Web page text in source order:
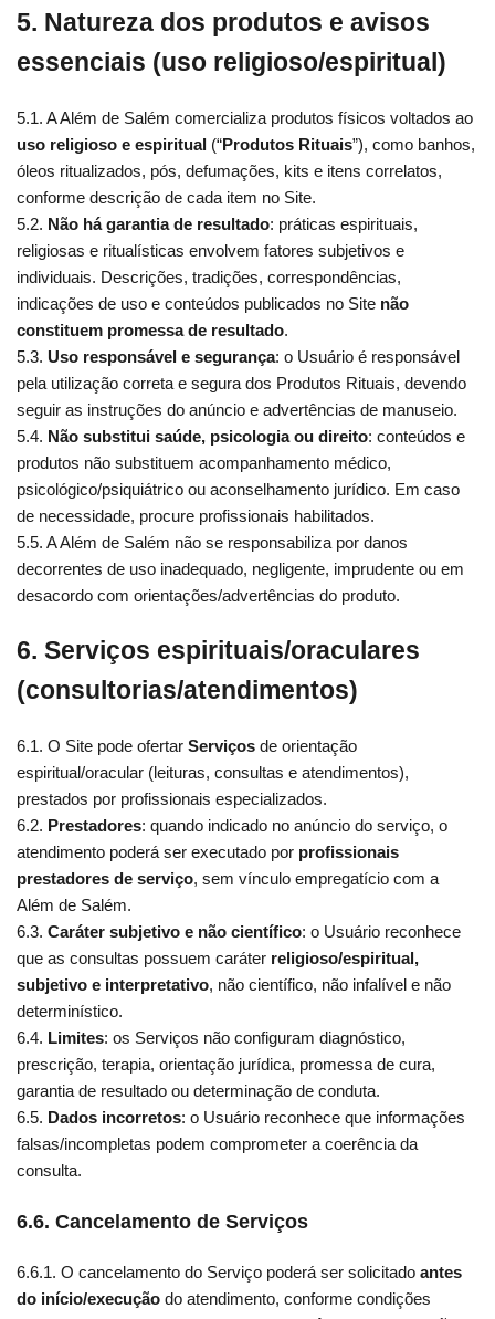
5. Natureza dos produtos e avisos
essenciais (uso religioso/espiritual)
5.1. A Além de Salém comercializa produtos físicos voltados ao
uso religioso e espiritual (“Produtos Rituais”), como banhos,
óleos ritualizados, pós, defumações, kits e itens correlatos,
conforme descrição de cada item no Site.
5.2. Não há garantia de resultado: práticas espirituais,
religiosas e ritualísticas envolvem fatores subjetivos e
individuais. Descrições, tradições, correspondências,
indicações de uso e conteúdos publicados no Site não
constituem promessa de resultado.
5.3. Uso responsável e segurança: o Usuário é responsável
pela utilização correta e segura dos Produtos Rituais, devendo
seguir as instruções do anúncio e advertências de manuseio.
5.4. Não substitui saúde, psicologia ou direito: conteúdos e
produtos não substituem acompanhamento médico,
psicológico/psiquiátrico ou aconselhamento jurídico. Em caso
de necessidade, procure profissionais habilitados.
5.5. A Além de Salém não se responsabiliza por danos
decorrentes de uso inadequado, negligente, imprudente ou em
desacordo com orientações/advertências do produto.
6. Serviços espirituais/oraculares
(consultorias/atendimentos)
6.1. O Site pode ofertar Serviços de orientação
espiritual/oracular (leituras, consultas e atendimentos),
prestados por profissionais especializados.
6.2. Prestadores: quando indicado no anúncio do serviço, o
atendimento poderá ser executado por profissionais
prestadores de serviço, sem vínculo empregatício com a
Além de Salém.
6.3. Caráter subjetivo e não científico: o Usuário reconhece
que as consultas possuem caráter religioso/espiritual,
subjetivo e interpretativo, não científico, não infalível e não
determinístico.
6.4. Limites: os Serviços não configuram diagnóstico,
prescrição, terapia, orientação jurídica, promessa de cura,
garantia de resultado ou determinação de conduta.
6.5. Dados incorretos: o Usuário reconhece que informações
falsas/incompletas podem comprometer a coerência da
consulta.
6.6. Cancelamento de Serviços
6.6.1. O cancelamento do Serviço poderá ser solicitado antes
do início/execução do atendimento, conforme condições